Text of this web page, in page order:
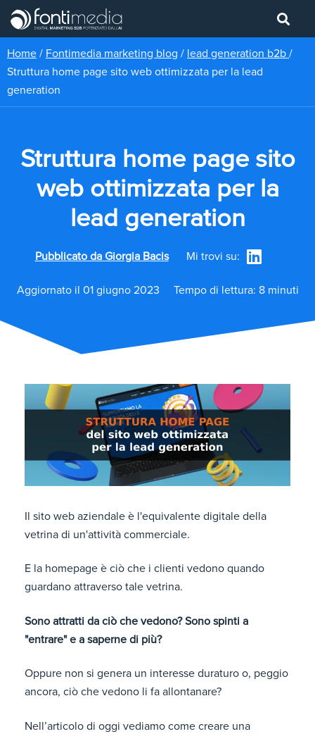
Home / Fontimedia marketing blog / lead generation b2b /
Struttura home page sito web ottimizzata per la lead
generation
Struttura home page sito
web ottimizzata per la
lead generation
Pubblicato da Giorgia Bacis Mi trovi su:
Aggiornato il 01 giugno 2023 Tempo di lettura: 8 minuti
Il sito web aziendale è l'equivalente digitale della
vetrina di un'attività commerciale.
E la homepage è ciò che i clienti vedono quando
guardano attraverso tale vetrina.
Sono attratti da ciò che vedono? Sono spinti a
"entrare" e a saperne di più?
Oppure non si genera un interesse duraturo o, peggio
ancora, ciò che vedono li fa allontanare?
Nell’articolo di oggi vediamo come creare una